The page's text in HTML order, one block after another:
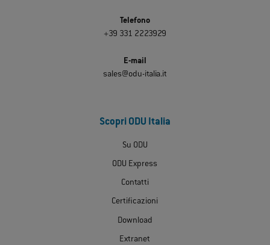
Telefono
+39 331 2223929
E-mail
sales@odu-italia.it
Scopri ODU Italia
Su ODU
ODU Express
Contatti
Certificazioni
Download
Extranet